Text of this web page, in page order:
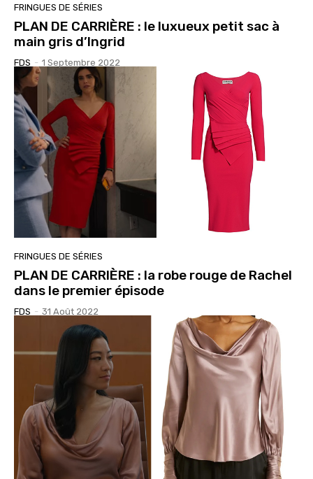
FRINGUES DE SÉRIES
PLAN DE CARRIÈRE : le luxueux petit sac à
main gris d’Ingrid
FDS - 1 Septembre 2022
FRINGUES DE SÉRIES
PLAN DE CARRIÈRE : la robe rouge de Rachel
dans le premier épisode
FDS - 31 Août 2022